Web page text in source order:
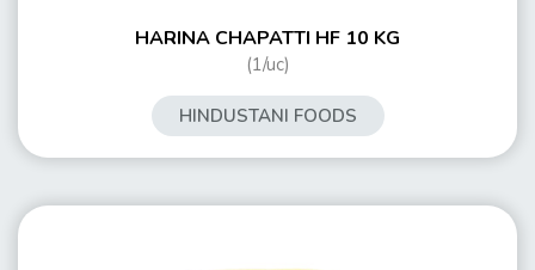
HARINA CHAPATTI HF 10 KG
(1/uc)
HINDUSTANI FOODS